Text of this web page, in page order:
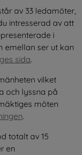
av 33 ledamöter,
intresserad av att
i
emellan ser ut kan
sida.
vilket
och lyssna på
möten
.
totalt av 15
en